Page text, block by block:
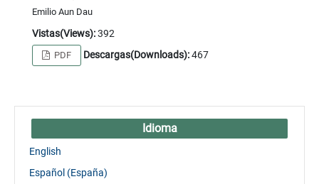
Emilio Aun Dau
Vistas(Views):392
PDF Descargas(Downloads):467
Idioma
English
Español (España)